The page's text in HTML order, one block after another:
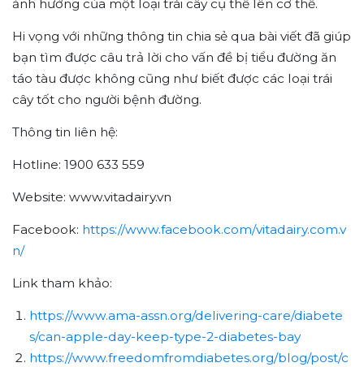
ảnh hưởng của một loại trái cây cụ thể lên cơ thể.
Hi vọng với những thông tin chia sẻ qua bài viết đã giúp
bạn tìm được câu trả lời cho vấn đề bị tiểu đường ăn
táo tàu được không cũng như biết được các loại trái
cây tốt cho người bệnh đường.
Thông tin liên hệ:
Hotline: 1900 633 559
Website: www.vitadairy.vn
Facebook: https://www.facebook.com/vitadairy.com.v
n/
Link tham khảo:
https://www.ama-assn.org/delivering-care/diabete
s/can-apple-day-keep-type-2-diabetes-bay
https://www.freedomfromdiabetes.org/blog/post/c